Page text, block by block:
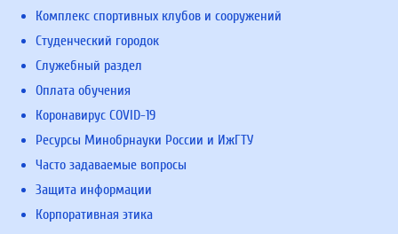
Комплекс спортивных клубов и сооружений
Студенческий городок
Служебный раздел
Оплата обучения
Коронавирус COVID-19
Ресурсы Минобрнауки России и ИжГТУ
Часто задаваемые вопросы
Защита информации
Корпоративная этика